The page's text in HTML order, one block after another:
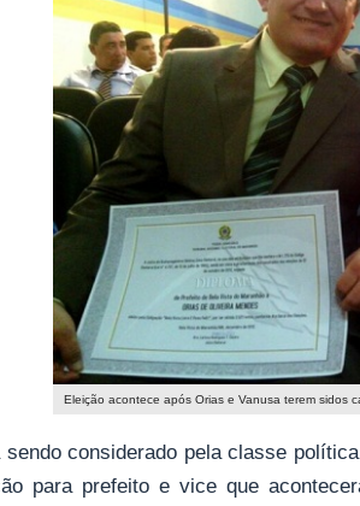
Eleição acontece após Orias e Vanusa terem sidos
sendo considerado pela classe
para prefeito e vice que